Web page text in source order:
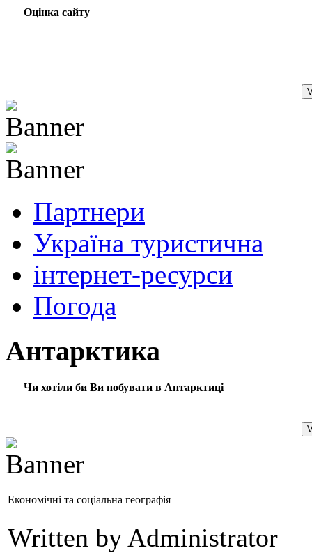
Оцінка сайту
Партнери
Україна туристична
інтернет-ресурси
Погода
Антарктика
Чи хотіли би Ви побувати в Антарктиці
Економічні та соціальна географія
Written by Administrator